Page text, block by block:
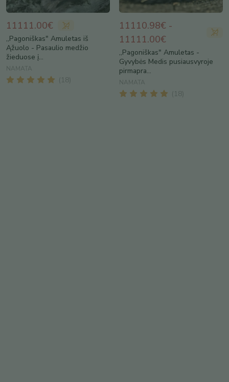
11111.00€
„Pagoniškas" Amuletas iš
Ąžuolo - Pasaulio medžio
žieduose į...
NAMATA
( 18
11110.98€ -
11111.00€
„Pagoniškas" Amuletas -
Gyvybės Medis pusiausvyroje
pirmapra...
NAMATA
( 18